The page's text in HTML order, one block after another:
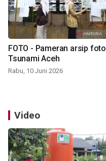
FOTO - Pameran arsip foto
Tsunami Aceh
Rabu, 10 Juni 2026
Video